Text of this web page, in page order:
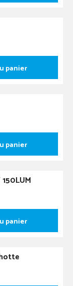
panier
panier
panier